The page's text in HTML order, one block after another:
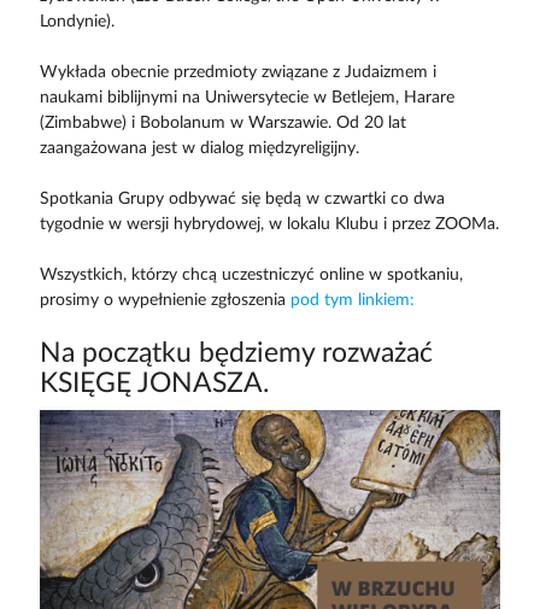
Londynie).
Wykłada obecnie przedmioty związane z Judaizmem i
naukami biblijnymi na Uniwersytecie w Betlejem, Harare
(Zimbabwe) i Bobolanum w Warszawie. Od 20 lat
zaangażowana jest w dialog międzyreligijny.
Spotkania Grupy odbywać się będą w czwartki co dwa
tygodnie w wersji hybrydowej, w lokalu Klubu i przez ZOOMa.
Wszystkich, którzy chcą uczestniczyć online w spotkaniu,
prosimy o wypełnienie zgłoszenia pod tym linkiem:
Na początku będziemy rozważać
KSIĘGĘ JONASZA.